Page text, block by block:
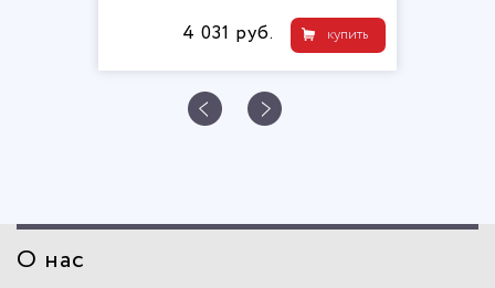
купить
4 031 руб.
О нас